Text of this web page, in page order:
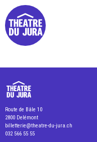
Presse
Route de Bâle 10
2800 Delémont
billetterie@theatre-du-jura.ch
032 566 55 55